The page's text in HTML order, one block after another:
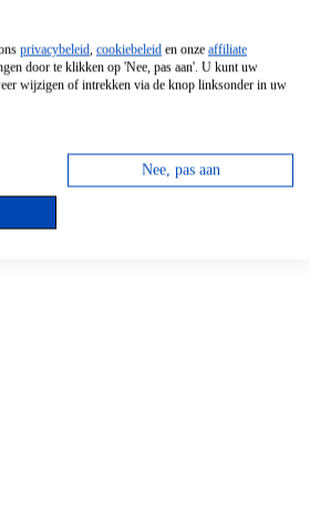
Kookplaat
privacybeleid, cookiebeleid en onze affiliate
door te klikken op 'Nee, pas aan'. U kunt uw
wijzigen of intrekken via de knop linksonder in uw
Nee, pas aan